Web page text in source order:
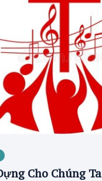
Cho Chúng Ta